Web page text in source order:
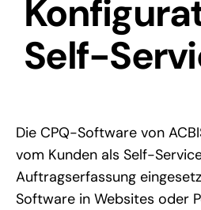
Self-
Die CPQ-Software von
vom Kunden als Self-
Auftragserfassung
Software in Websites oder